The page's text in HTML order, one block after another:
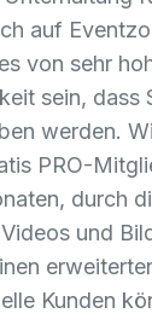
auf
von sehr
sein, dass
werden.
PRO-
durch
und
Kunden